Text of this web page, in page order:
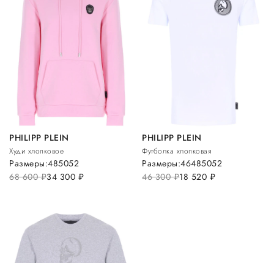
PHILIPP PLEIN
Худи хлопковое
68 600руб.34 300 руб.
Размеры:485052
PHILIPP PLEIN
Футболка хлопковая
46 300руб.18 520 руб.
Размеры:46485052